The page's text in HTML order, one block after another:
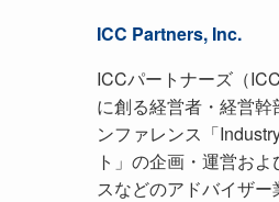
ICC Partners, Inc.
ICCパートナーズ（
に創る経営者・経営
ンファレンス「
ト」の企画・運営お
スなどのアドバイザー